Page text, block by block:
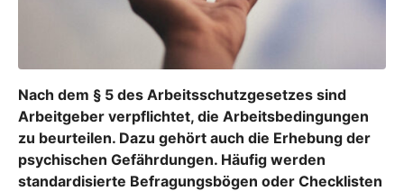
Nach dem § 5 des Arbeitsschutzgesetzes sind
Arbeitgeber verpflichtet, die Arbeitsbedingungen
zu beurteilen. Dazu gehört auch die Erhebung der
psychischen Gefährdungen. Häufig werden
standardisierte Befragungsbögen oder Checklisten